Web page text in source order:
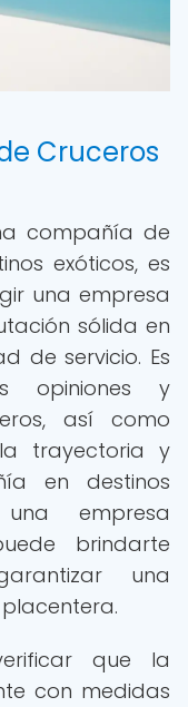
Cruceros
compañía de
exóticos, es
una empresa
sólida en
de servicio. Es
opiniones y
así como
trayectoria y
en destinos
empresa
brindarte
una
que la
con medidas